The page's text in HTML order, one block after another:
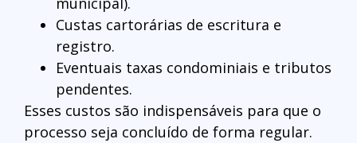
Custas cartorárias de escritura e
registro.
Eventuais taxas condominiais e tributos
pendentes.
Esses custos são indispensáveis para que o
processo seja concluído de forma regular.